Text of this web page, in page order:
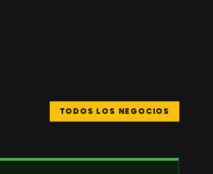
TODOS LOS NEGOCIOS